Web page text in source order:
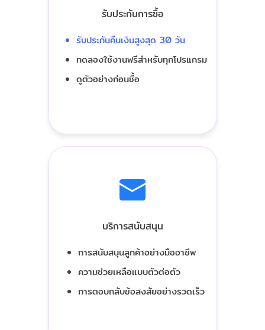
รับประกันการซื้อ
รับประกันคืนเงินสูงสุด 30 วัน
ทดลองใช้งานฟรีสำหรับทุกโปรแกรม
ดูตัวอย่างก่อนซื้อ
บริการสนับสนุน
การสนับสนุนลูกค้าอย่างมืออาชีพ
ความช่วยเหลือแบบตัวต่อตัว
การตอบกลับข้อสงสัยอย่างรวดเร็ว